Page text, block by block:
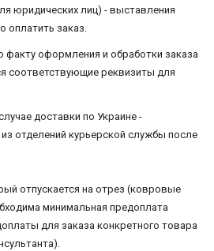
юридических лиц) - выставления
оплатить заказ.
факту оформления и обработки заказа
соответствующие реквизиты для
доставки по Украине -
отделений курьерской службы после
отпускается на отрез (ковровые
минимальная предоплата
для заказа конкретного товара